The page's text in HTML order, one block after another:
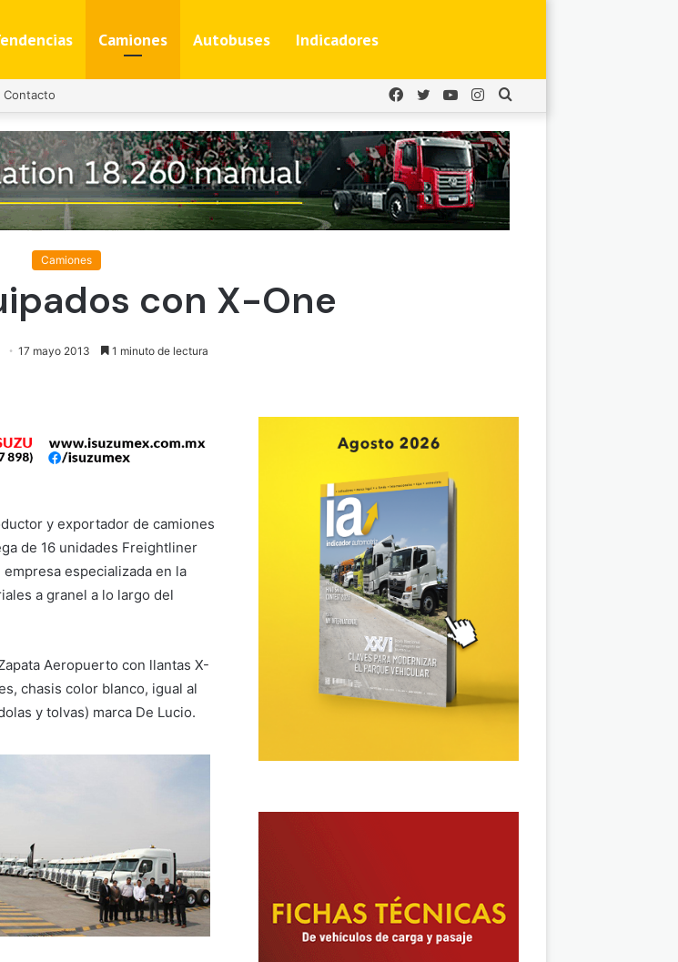
Camiones Autobuses Indicadores
Contacto
Buscar
Instagram
YouTube
Twitter
Facebook
Camiones
con X-One
17 mayo 2013 1 minuto de lectura
y exportador de camiones
de 16 unidades Freightliner
especializada en la
a granel a lo largo del
Aeropuerto con llantas X-
chasis color blanco, igual al
y tolvas) marca De Lucio.